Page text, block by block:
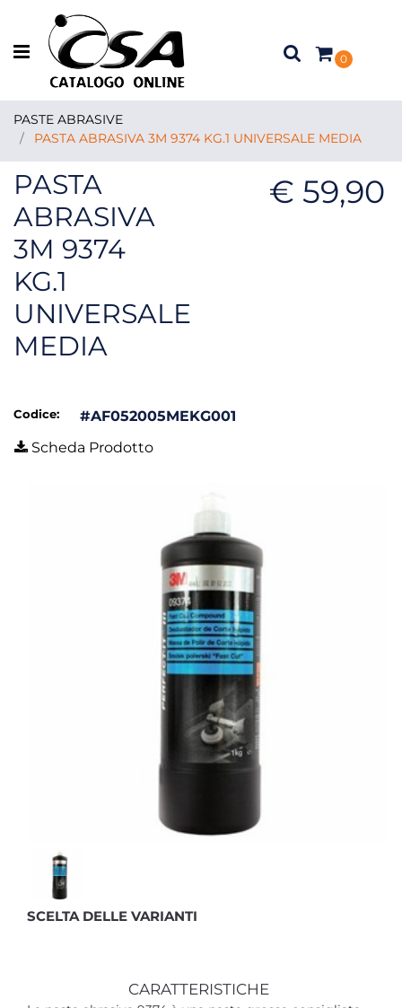
Open menu
0
PASTE ABRASIVE
PASTA ABRASIVA 3M 9374 KG.1 UNIVERSALE MEDIA
PASTA
ABRASIVA
3M 9374
KG.1
UNIVERSALE
MEDIA
€ 59,90
Codice:
#AF052005MEKG001
Scheda Prodotto
SCELTA DELLE VARIANTI
CARATTERISTICHE